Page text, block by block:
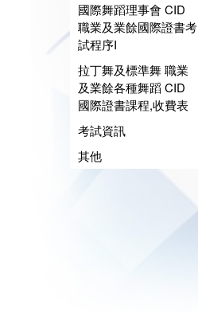
國際舞蹈理事會 CID
職業及業餘國際證書考
試程序I
拉丁舞及標準舞 職業
及業餘各種舞蹈 CID
國際證書課程,收費表
考試資訊
其他